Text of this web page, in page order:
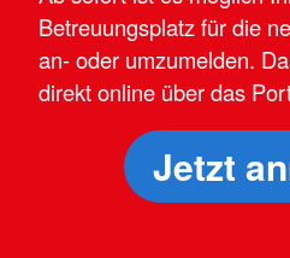
Betreuungsplatz für die
an- oder umzumelden.
direkt online über das
Jetzt